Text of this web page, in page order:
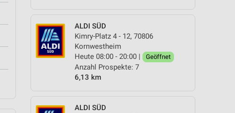
ALDI SÜD
Kimry-Platz 4 - 12, 70806
Kornwestheim
Heute 08:00 - 20:00 |
Geöffnet
Anzahl Prospekte: 7
6,13 km
ALDI SÜD